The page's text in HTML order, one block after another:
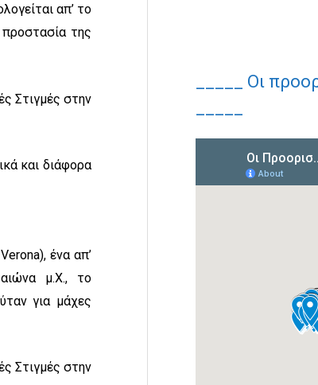
απ’ το
της
και διάφορα
ένα απ’
μ.Χ., το
για μάχες
_____ Οι